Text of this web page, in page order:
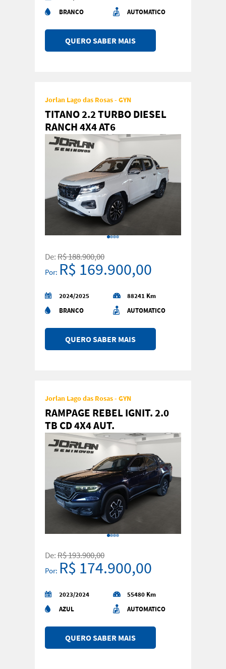
BRANCO
AUTOMATICO
QUERO SABER MAIS
Jorlan Lago das Rosas - GYN
TITANO 2.2 TURBO DIESEL
RANCH 4X4 AT6
De:R$ 188.900,00
Por: R$ 169.900,00
2024/2025
88241 Km
BRANCO
AUTOMATICO
QUERO SABER MAIS
Jorlan Lago das Rosas - GYN
RAMPAGE REBEL IGNIT. 2.0
TB CD 4X4 AUT.
De:R$ 193.900,00
Por: R$ 174.900,00
2023/2024
55480 Km
AZUL
AUTOMATICO
QUERO SABER MAIS